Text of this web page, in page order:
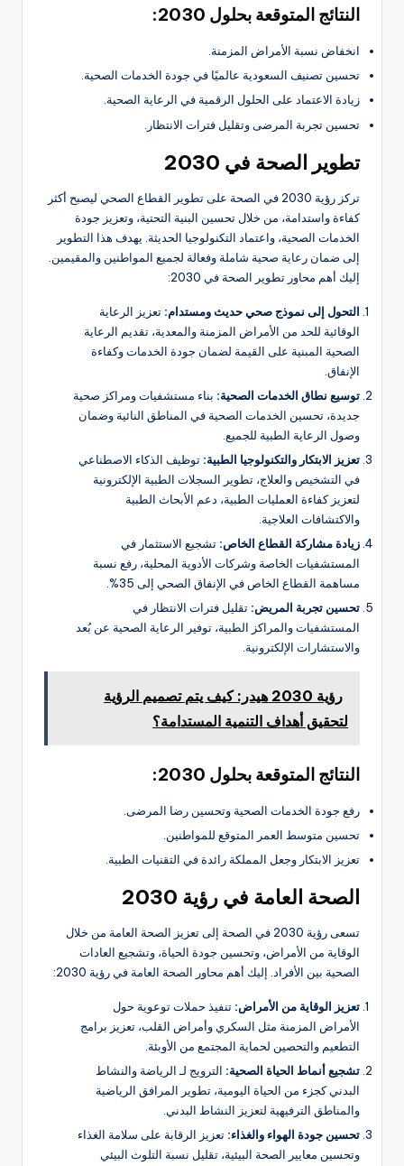
النتائج المتوقعة بحلول 2030:
انخفاض نسبة الأمراض المزمنة.
تحسين تصنيف السعودية عالميًا في جودة الخدمات الصحية.
زيادة الاعتماد على الحلول الرقمية في الرعاية الصحية.
تحسين تجربة المرضى وتقليل فترات الانتظار.
تطوير الصحة في 2030
تركز رؤية 2030 في الصحة على تطوير القطاع الصحي ليصبح أكثر
كفاءة واستدامة، من خلال تحسين البنية التحتية، وتعزيز جودة
الخدمات الصحية، واعتماد التكنولوجيا الحديثة. يهدف هذا التطوير
إلى ضمان رعاية صحية شاملة وفعالة لجميع المواطنين والمقيمين.
إليك أهم محاور تطوير الصحة في 2030:
التحول إلى نموذج صحي حديث ومستدام: تعزيز الرعاية
الوقائية للحد من الأمراض المزمنة والمعدية، تقديم الرعاية
الصحية المبنية على القيمة لضمان جودة الخدمات وكفاءة
الإنفاق.
توسيع نطاق الخدمات الصحية: بناء مستشفيات ومراكز صحية
جديدة، تحسين الخدمات الصحية في المناطق النائية وضمان
وصول الرعاية الطبية للجميع.
تعزيز الابتكار والتكنولوجيا الطبية: توظيف الذكاء الاصطناعي
في التشخيص والعلاج، تطوير السجلات الطبية الإلكترونية
لتعزيز كفاءة العمليات الطبية، دعم الأبحاث الطبية
والاكتشافات العلاجية.
زيادة مشاركة القطاع الخاص: تشجيع الاستثمار في
المستشفيات الخاصة وشركات الأدوية المحلية، رفع نسبة
مساهمة القطاع الخاص في الإنفاق الصحي إلى 35%.
تحسين تجربة المريض: تقليل فترات الانتظار في
المستشفيات والمراكز الطبية، توفير الرعاية الصحية عن بُعد
والاستشارات الإلكترونية.
رؤية 2030 هيدر: كيف يتم تصميم الرؤية
لتحقيق أهداف التنمية المستدامة؟
النتائج المتوقعة بحلول 2030:
رفع جودة الخدمات الصحية وتحسين رضا المرضى.
تحسين متوسط العمر المتوقع للمواطنين.
تعزيز الابتكار وجعل المملكة رائدة في التقنيات الطبية.
الصحة العامة في رؤية 2030
تسعى رؤية 2030 في الصحة إلى تعزيز الصحة العامة من خلال
الوقاية من الأمراض، وتحسين جودة الحياة، وتشجيع العادات
الصحية بين الأفراد. إليك أهم محاور الصحة العامة في رؤية 2030:
تعزيز الوقاية من الأمراض: تنفيذ حملات توعوية حول
الأمراض المزمنة مثل السكري وأمراض القلب، تعزيز برامج
التطعيم والتحصين لحماية المجتمع من الأوبئة.
تشجيع أنماط الحياة الصحية: الترويج لـ الرياضة والنشاط
البدني كجزء من الحياة اليومية، تطوير المرافق الرياضية
والمناطق الترفيهية لتعزيز النشاط البدني.
تحسين جودة الهواء والغذاء: تعزيز الرقابة على سلامة الغذاء
وتحسين معايير الصحة البيئية، تقليل نسبة التلوث البيئي